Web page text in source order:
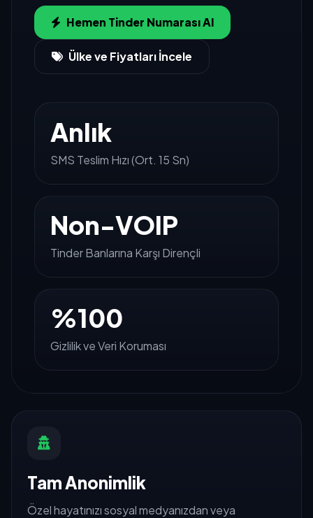
Hemen Tinder Numarası Al
Ülke ve Fiyatları İncele
Anlık
SMS Teslim Hızı (Ort. 15 Sn)
Non-VOIP
Tinder Banlarına Karşı Dirençli
%100
Gizlilik ve Veri Koruması
Tam Anonimlik
Özel hayatınızı sosyal medyanızdan veya